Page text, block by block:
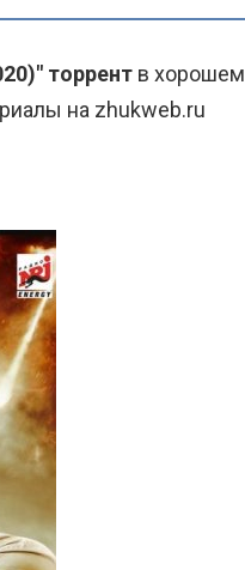
торрент в хорошем
на zhukweb.ru